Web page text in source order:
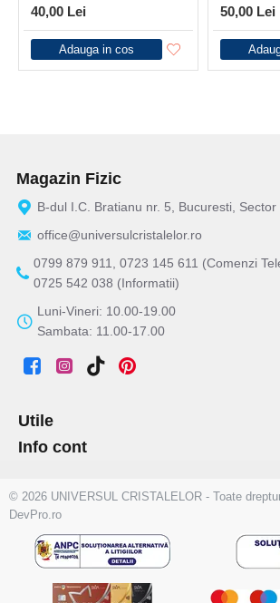
40,00 Lei
Adauga in cos
50,00 Lei
Magazin Fizic
B-dul I.C. Bratianu nr. 5, Bucuresti, Sector
office@universulcristalelor.ro
0799 879 911, 0723 145 611 (Comenzi
0725 542 038 (Informatii)
Luni-Vineri: 10.00-19.00
Sambata: 11.00-17.00
Utile
Info cont
© 2026 UNIVERSUL CRISTALELOR - Toate
DevPro.ro